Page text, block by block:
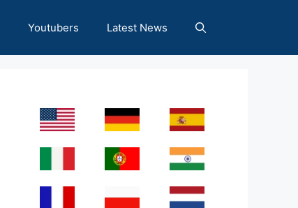
Youtubers Latest News